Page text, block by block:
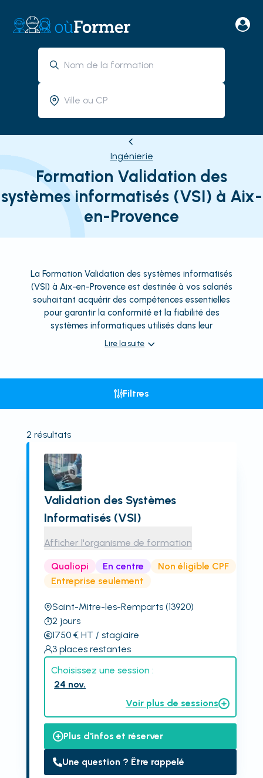
Ingénierie
Formation Validation des
systèmes informatisés (VSI) à Aix-
en-Provence
La Formation Validation des systèmes informatisés
(VSI) à Aix-en-Provence est destinée à vos salariés
souhaitant acquérir des compétences essentielles
pour garantir la conformité et la fiabilité des
systèmes informatiques utilisés dans leur
Lire la suite
Filtres
2 résultats
Validation des Systèmes
Informatisés (VSI)
Afficher l'organisme de formation
Qualiopi En centre
Non éligible CPF
Entreprise seulement
Saint-Mitre-les-Remparts (13920)
2 jours
1750€ HT / stagiaire
3 places restantes
Choisissez une session :
24 nov.
Voir plus de sessions
Plus d'infos et réserver
Une question ? Être rappelé